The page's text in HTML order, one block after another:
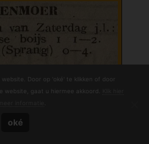
website. Door op 'oké' te klikken of door
website, gaat u hiermee akkoord.
oké